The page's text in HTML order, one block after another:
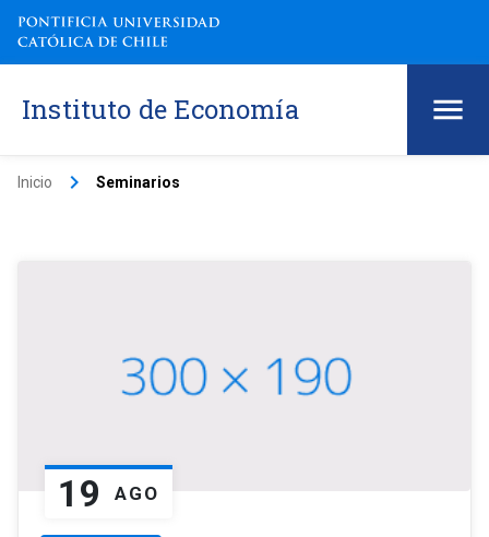
Instituto de Economía
Inicio keyboard_arrow_right Seminarios
19 AGO